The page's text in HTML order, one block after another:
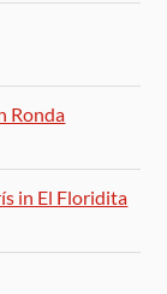
Ronda
in El Floridita